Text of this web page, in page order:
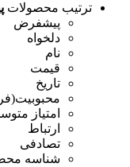
ترتیب محصولات
پیشفرض
دلخواه
نام
قیمت
تاریخ
امتیاز
ارتباط
تصادفی
شناسه